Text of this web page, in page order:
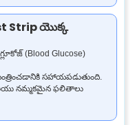
Strip యొక్క
(Blood Glucose)
సహాయపడుతుంది.
నమ్మకమైన ఫలితాలు